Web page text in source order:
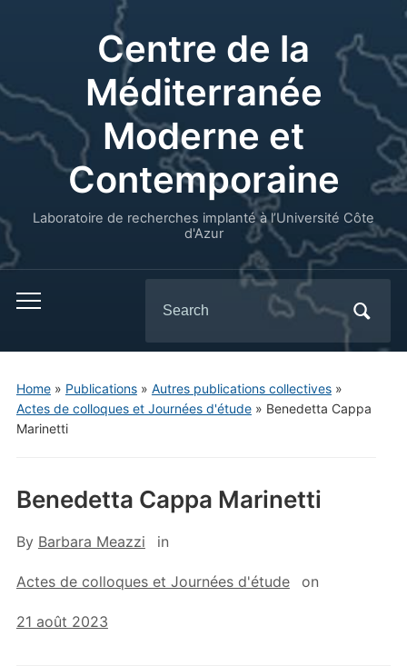
Centre de la
Méditerranée
Moderne et
Contemporaine
Laboratoire de recherches implanté à l’Université Côte
d'Azur
for:
Home» Publications» Autres publications collectives»
Actes de colloques et Journées d'étude» Benedetta Cappa
Marinetti
Benedetta Cappa Marinetti
By Barbara Meazzi in
Actes de colloques et Journées d'étude on
21 août 2023